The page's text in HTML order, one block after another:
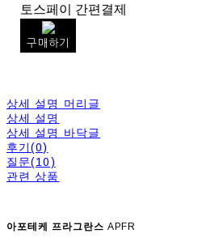
토스페이 간편결제
구매하기
상세 설명 머리글
상세 설명
상세 설명 바닥글
후기(0)
질문(10)
관련 상품
아포테케 프라그란스 APFR